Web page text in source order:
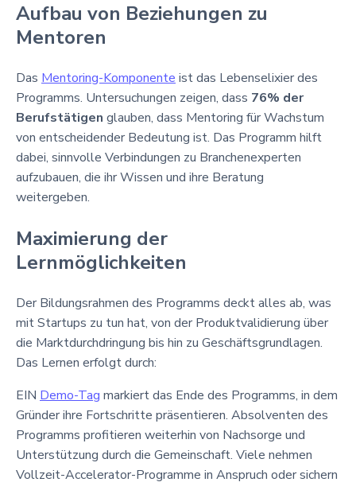
Aufbau von Beziehungen zu
Mentoren
Das Mentoring-Komponente ist das Lebenselixier des
Programms. Untersuchungen zeigen, dass 76% der
Berufstätigen glauben, dass Mentoring für Wachstum
von entscheidender Bedeutung ist. Das Programm hilft
dabei, sinnvolle Verbindungen zu Branchenexperten
aufzubauen, die ihr Wissen und ihre Beratung
weitergeben.
Maximierung der
Lernmöglichkeiten
Der Bildungsrahmen des Programms deckt alles ab, was
mit Startups zu tun hat, von der Produktvalidierung über
die Marktdurchdringung bis hin zu Geschäftsgrundlagen.
Das Lernen erfolgt durch:
EIN Demo-Tag markiert das Ende des Programms, in dem
Gründer ihre Fortschritte präsentieren. Absolventen des
Programms profitieren weiterhin von Nachsorge und
Unterstützung durch die Gemeinschaft. Viele nehmen
Vollzeit-Accelerator-Programme in Anspruch oder sichern